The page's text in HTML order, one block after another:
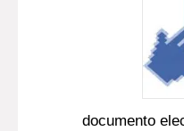
documento